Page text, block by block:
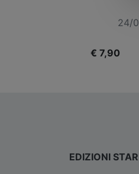
24/
€ 7,90
EDIZIONI